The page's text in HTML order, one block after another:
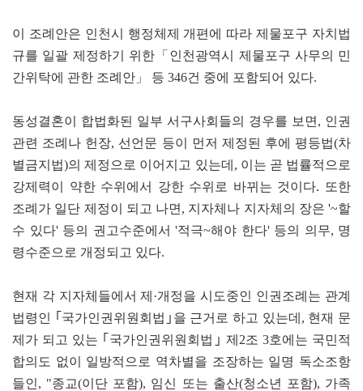
이 조례안은 인천시 행정체제 개편에 따라 제물포구 자치법
규를 일괄 제정하기 위한「인천광역시 제물포구 사무의 민
간위탁에 관한 조례안」 등 346건 중에 포함되어 있다.
동성결혼이 합법화된 일부 서구사회들의 경우를 보면, 인권
관련 조례나 헌장, 선언문 등이 먼저 제정된 후에 평등법(차
별금지법)의 제정으로 이어지고 있는데, 이는 곧 법률적으로
강제력이 약한 수위에서 강한 수위로 바뀌는 것이다. 또한
조례가 일단 제정이 되고 나면, 지자체나 지자체의 장은 '~할
수 있다' 등의 권고수준에서 '적극~해야 한다' 등의 의무, 명
령수준으로 개정되고 있다.
현재 각 지자체들에서 제·개정을 시도중인 인권조례는 관계
법령인 ｢국가인권위원회법｣을 근거로 하고 있는데, 현재 문
제가 되고 있는 ｢국가인권위원회법｣ 제2조 3호에는 국민적
합의도 없이 일방적으로 역차별을 조장하는 일명 독소조항
들인, "종교(이단 포함), 임신 또는 출산(청소년 포함), 가족